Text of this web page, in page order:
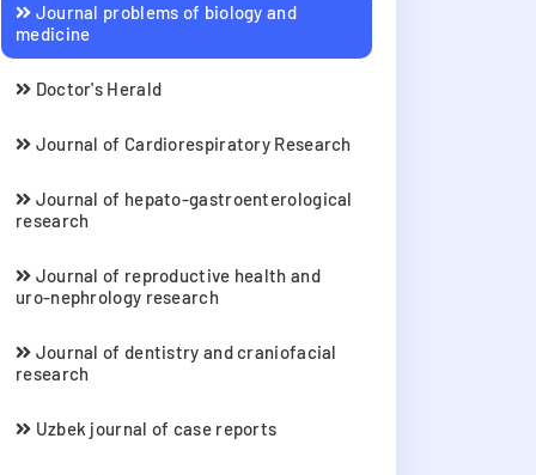
Journal problems of biology and
medicine
Doctor's Herald
Journal of Cardiorespiratory Research
Journal of hepato-gastroenterological
research
Journal of reproductive health and
uro-nephrology research
Journal of dentistry and craniofacial
research
Uzbek journal of case reports